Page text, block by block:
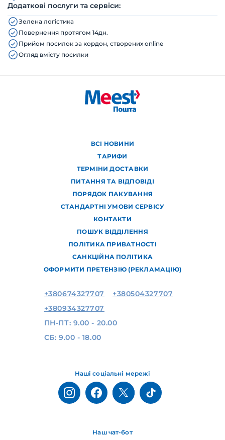
Додаткові послуги та сервіси:
Зелена логістика
Повернення протягом 14дн.
Прийом посилок за кордон, створених online
Огляд вмісту посилки
ВСІ НОВИНИ
ТАРИФИ
ТЕРМІНИ ДОСТАВКИ
ПИТАННЯ ТА ВІДПОВІДІ
ПОРЯДОК ПАКУВАННЯ
СТАНДАРТНІ УМОВИ СЕРВІСУ
КОНТАКТИ
ПОШУК ВІДДІЛЕННЯ
ПОЛІТИКА ПРИВАТНОСТІ
САНКЦІЙНА ПОЛІТИКА
ОФОРМИТИ ПРЕТЕНЗІЮ (РЕКЛАМАЦІЮ)
Наш чат-бот
Наші соціальні мережі
+380674327707
+380504327707
+380934327707
ПН-ПТ: 9.00 - 20.00
СБ: 9.00 - 18.00